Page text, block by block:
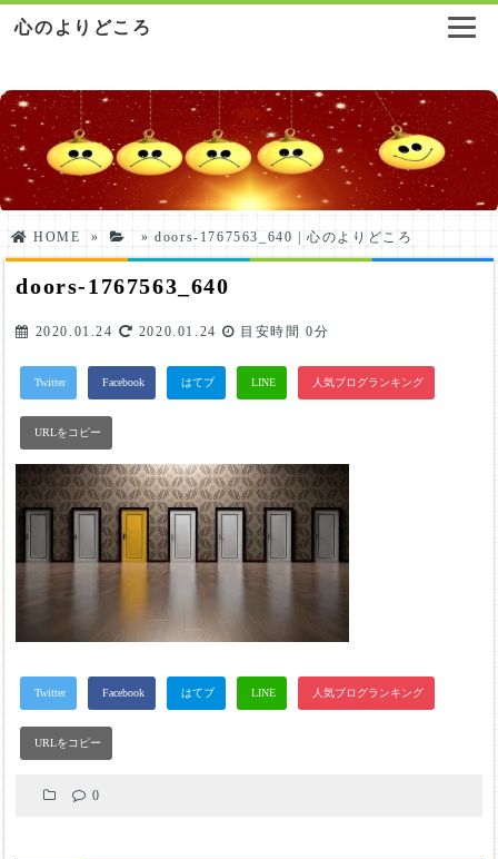
心のよりどころ
HOME » »doors-1767563_640 | 心のよりどころ
doors-1767563_640
2020.01.24 2020.01.24 目安時間0分
0